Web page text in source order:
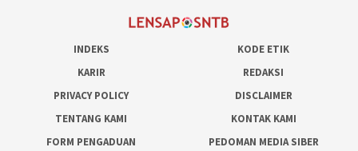
INDEKS
KODE ETIK
KARIR
REDAKSI
PRIVACY POLICY
DISCLAIMER
TENTANG KAMI
KONTAK KAMI
FORM PENGADUAN
PEDOMAN MEDIA SIBER